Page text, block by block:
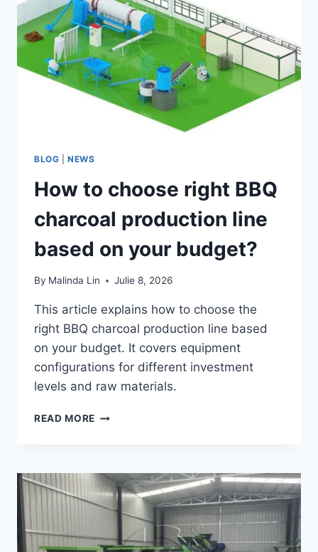
LIFE
AND
INDUSTRY
BLOG |NEWS
How to choose right BBQ
charcoal production line
based on your budget?
By Malinda Lin Julie 8, 2026
This article explains how to choose the
right BBQ charcoal production line based
on your budget. It covers equipment
configurations for different investment
levels and raw materials.
READ MORE HOW
BBQ
CHARCOAL
PRODUCTION
BASED
ON